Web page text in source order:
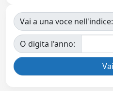
Vai a una voce nell'indice:
O digita l'anno: